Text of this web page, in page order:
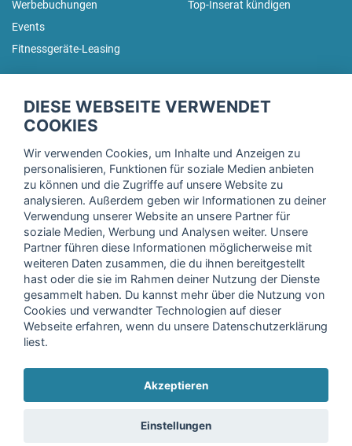
Werbebuchungen
Events
Fitnessgeräte-Leasing
Top-Inserat kündigen
Trage dich hier für unseren Newsletter ein und erhalte regelmäßig
Ich stimme der Verarbeitung meiner Daten, wie in der
Einwilligungserklärungder fitnessmarkt.de services GmbH
beschrieben, zu und bestätige, dass ich das 16. Lebensjahr
vollendet habe. Ich kann diese Einwilligung jederzeit mit
Wirkung für die Zukunft widerrufen. Weitere Informationen
finden Sie in unsererDatenschutzerklärung.
Copyright © 2026 fitnessmarkt.de services GmbH
DIESE WEBSEITE VERWENDET
COOKIES
Wir verwenden Cookies, um Inhalte und Anzeigen zu
personalisieren, Funktionen für soziale Medien anbieten
zu können und die Zugriffe auf unsere Website zu
analysieren. Außerdem geben wir Informationen zu deiner
Verwendung unserer Website an unsere Partner für
soziale Medien, Werbung und Analysen weiter. Unsere
Partner führen diese Informationen möglicherweise mit
weiteren Daten zusammen, die du ihnen bereitgestellt
hast oder die sie im Rahmen deiner Nutzung der Dienste
gesammelt haben. Du kannst mehr über die Nutzung von
Cookies und verwandter Technologien auf dieser
Webseite erfahren, wenn du unsere Datenschutzerklärung
liest.
Akzeptieren
Einstellungen